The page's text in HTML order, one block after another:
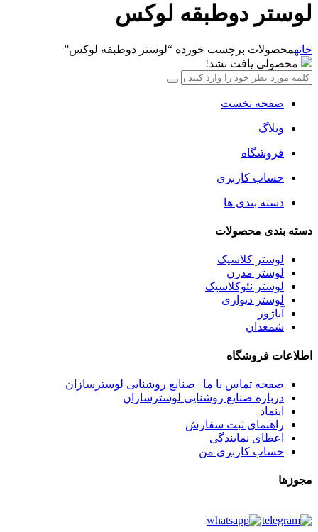
لوستر دوطبقه لوکس
خانهمحصولات برچسب خورده “لوستر دوطبقه لوکس”
محصولی یافت نشد!
صفحه نخست
وبلاگ
فروشگاه
حساب کاربری
دسته بندی ها
دسته بندی محصولات
لوستر کلاسیک
لوستر مدرن
لوستر نئوکلاسیک
لوستر دیواری
آباژور
شمعدان
اطلاعات فروشگاه
صفحه تماس با ما | صنایع روشنایی لوسترسازان
درباره صنایع روشنایی لوسترسازان
اینماد
راهنمای ثبت سفارش
اعطای نمایندگی
حساب کاربری من
مجوزها